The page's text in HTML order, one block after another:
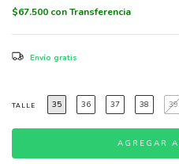
$67.500 conTransferencia
Envío gratis
TALLE 35 36 37 38 39